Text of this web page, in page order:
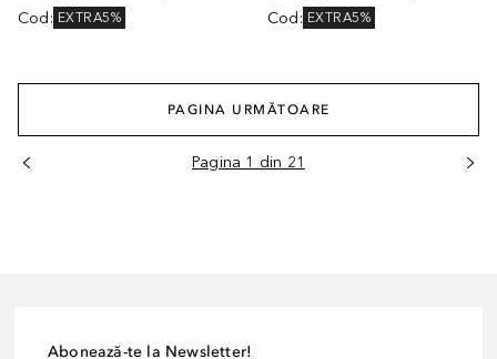
Cod : EXTRA5% Cod : EXTRA5%
PAGINA URMĂTOARE
Pagina 1 din 21
Abonează-te la Newsletter!